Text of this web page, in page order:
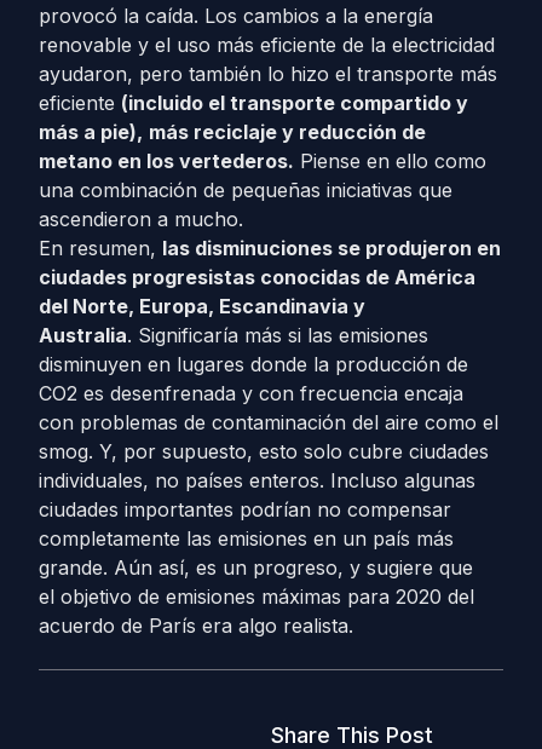
provocó la caída. Los cambios a la energía
renovable y el uso más eficiente de la electricidad
ayudaron, pero también lo hizo el transporte más
eficiente (incluido el transporte compartido y
más a pie), más reciclaje y reducción de
metano en los vertederos. Piense en ello como
una combinación de pequeñas iniciativas que
ascendieron a mucho.
En resumen, las disminuciones se produjeron en
ciudades progresistas conocidas de América
del Norte, Europa, Escandinavia y
Australia. Significaría más si las emisiones
disminuyen en lugares donde la producción de
CO2 es desenfrenada y con frecuencia encaja
con problemas de contaminación del aire como el
smog. Y, por supuesto, esto solo cubre ciudades
individuales, no países enteros. Incluso algunas
ciudades importantes podrían no compensar
completamente las emisiones en un país más
grande. Aún así, es un progreso, y sugiere que
el objetivo de emisiones máximas para 2020 del
acuerdo de París era algo realista.
Share This Post